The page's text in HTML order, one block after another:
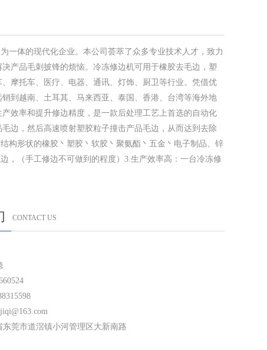
一体的现代化企业。本公司荟萃了众多专业技术人才，致力
产品毛刺披锋的烦恼。冷冻修边机可用于橡胶去毛边，塑
摩托车、医疗、电器、通讯、灯饰、厨卫等行业。凭借优
到越南、土耳其、马来西亚、泰国、香港、台湾等海外地
效率和提升修边精度，是一款后处理工艺上首选的自动化
边，然后高速喷射塑胶粒子撞击产品毛边，从而达到去除
构形状的橡胶丶塑胶丶软胶丶聚氨酯丶五金丶电子制品、锌
，（手工修边不可做到的程度）3.生产效率高：一台冷冻修
CONTACT US
东莞市道滘镇小河管理区大新南路